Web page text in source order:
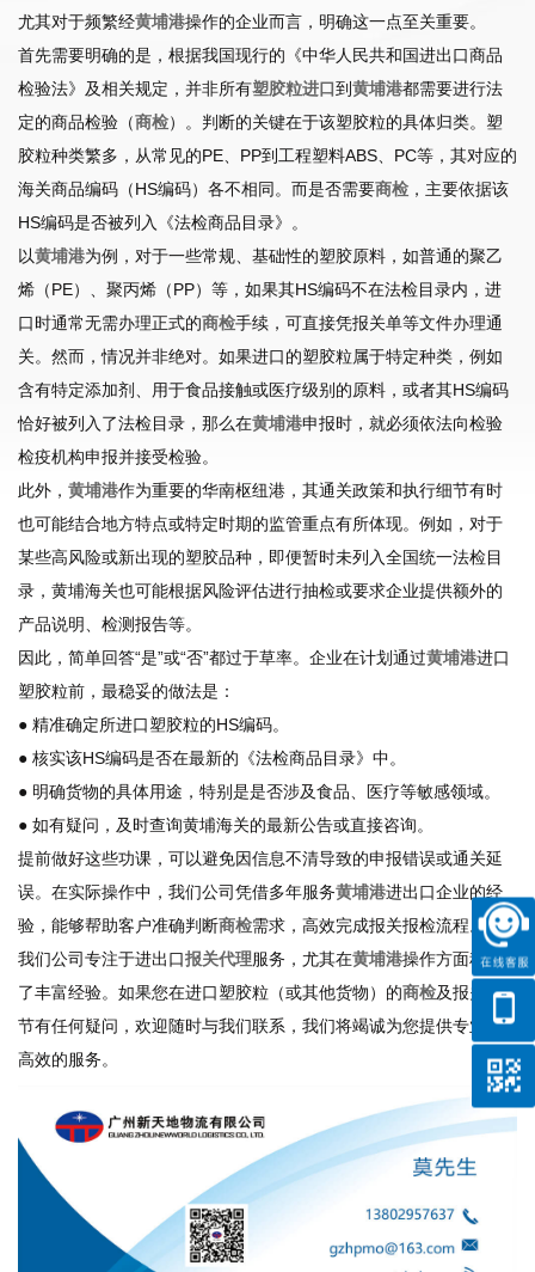
尤其对于频繁经黄埔港操作的企业而言，明确这一点至关重要。
首先需要明确的是，根据我国现行的《中华人民共和国进出口商品
检验法》及相关规定，并非所有塑胶粒进口到黄埔港都需要进行法
定的商品检验（商检）。判断的关键在于该塑胶粒的具体归类。塑
胶粒种类繁多，从常见的PE、PP到工程塑料ABS、PC等，其对应的
海关商品编码（HS编码）各不相同。而是否需要商检 ，主要依据该
HS编码是否被列入《法检商品目录》。
以黄埔港为例，对于一些常规、基础性的塑胶原料，如普通的聚乙
烯（PE）、聚丙烯（PP）等，如果其HS编码不在法检目录内，进
口时通常无需办理正式的商检手续，可直接凭报关单等文件办理通
关。然而，情况并非绝对。如果进口的塑胶粒属于特定种类，例如
含有特定添加剂、用于食品接触或医疗级别的原料，或者其HS编码
恰好被列入了法检目录，那么在黄埔港申报时，就必须依法向检验
检疫机构申报并接受检验。
此外， 黄埔港作为重要的华南枢纽港，其通关政策和执行细节有时
也可能结合地方特点或特定时期的监管重点有所体现。例如，对于
某些高风险或新出现的塑胶品种，即便暂时未列入全国统一法检目
录，黄埔海关也可能根据风险评估进行抽检或要求企业提供额外的
产品说明、检测报告等。
因此，简单回答“是”或“否”都过于草率。企业在计划通过黄埔港进口
塑胶粒前，最稳妥的做法是：
● 精准确定所进口塑胶粒的HS编码。
● 核实该HS编码是否在最新的《法检商品目录》中。
● 明确货物的具体用途，特别是是否涉及食品、医疗等敏感领域。
● 如有疑问，及时查询黄埔海关的最新公告或直接咨询。
提前做好这些功课，可以避免因信息不清导致的申报错误或通关延
误。在实际操作中，我们公司凭借多年服务黄埔港进出口企业的经
验，能够帮助客户准确判断商检需求，高效完成报关报检流程。
我们公司专注于进出口报关代理服务，尤其在黄埔港操作方面积累
了丰富经验。如果您在进口塑胶粒（或其他货物）的商检及报关环
节有任何疑问，欢迎随时与我们联系，我们将竭诚为您提供专业、
高效的服务。